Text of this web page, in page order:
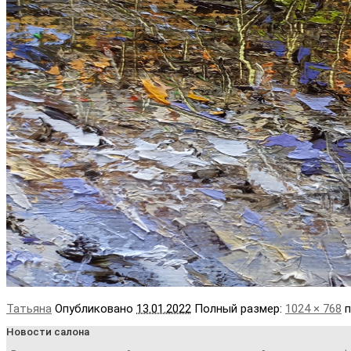
Татьяна Опубликовано 13.01.2022 Полный размер: 1024 × 768
Новости салона